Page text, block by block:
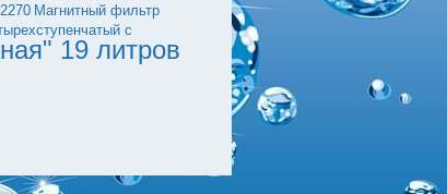
Магнитный фильтр
с
19 литров